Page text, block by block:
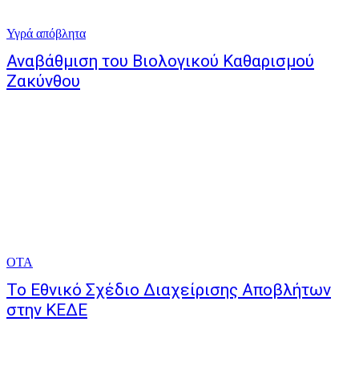
Υγρά απόβλητα
Αναβάθμιση του Βιολογικού Καθαρισμού
Ζακύνθου
ΟΤΑ
Το Εθνικό Σχέδιο Διαχείρισης Αποβλήτων
στην ΚΕΔΕ